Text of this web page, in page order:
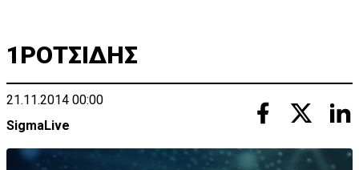
1ΡΟΤΣΙΔΗΣ
21.11.2014 00:00
SigmaLive